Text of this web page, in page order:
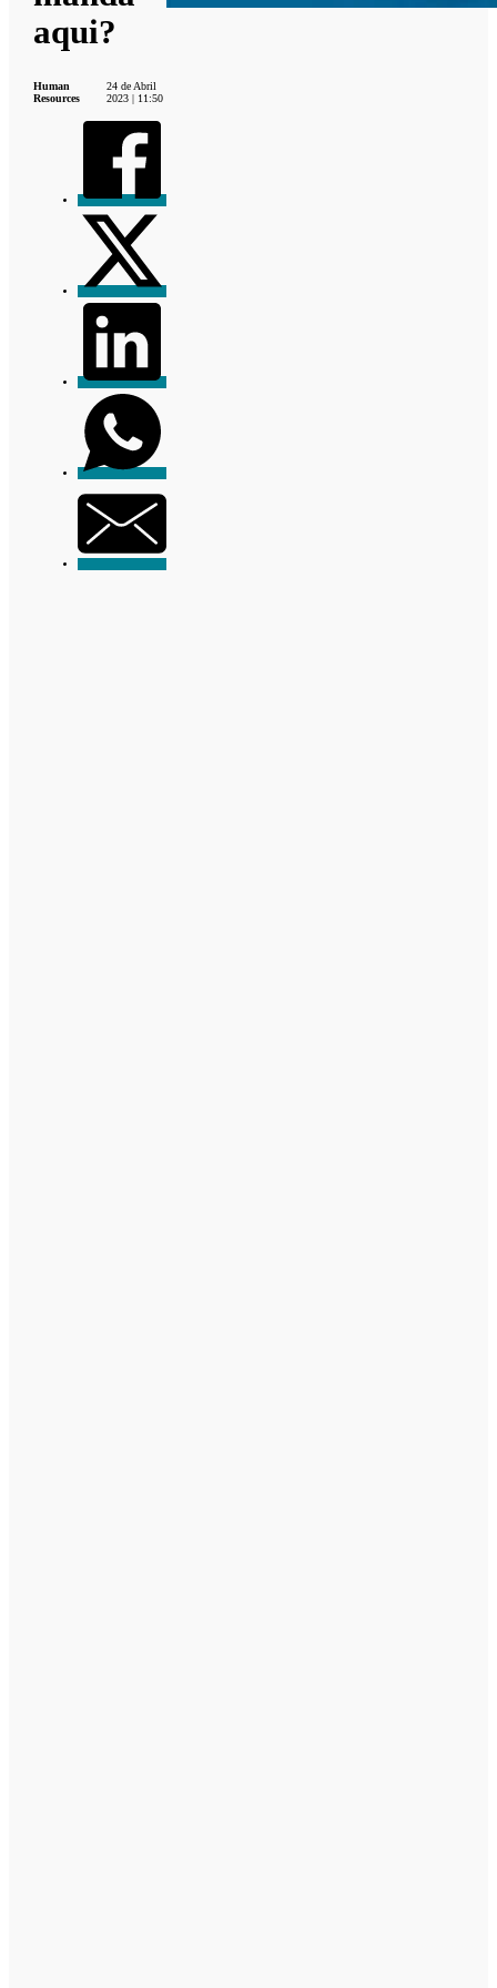
aqui?
Human
Resources
24 de Abril
2023 | 11:50